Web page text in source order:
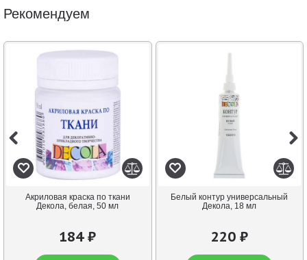
Рекомендуем
Акриловая краска по ткани
Декола, белая, 50 мл
184 ₽
Белый контур универсальный
Декола, 18 мл
220 ₽